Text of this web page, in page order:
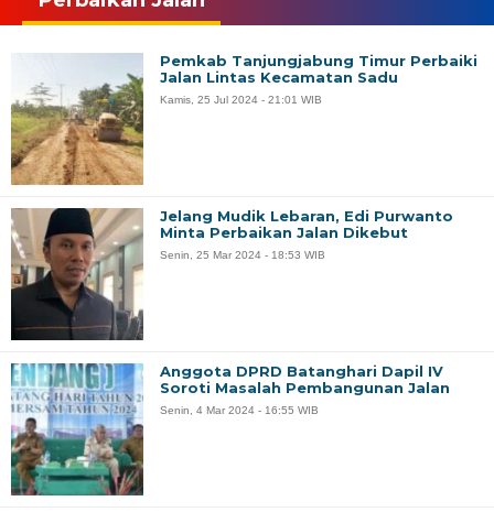
Pemkab Tanjungjabung Timur Perbaiki
Jalan Lintas Kecamatan Sadu
Kamis, 25 Jul 2024 - 21:01 WIB
Jelang Mudik Lebaran, Edi Purwanto
Minta Perbaikan Jalan Dikebut
Senin, 25 Mar 2024 - 18:53 WIB
Anggota DPRD Batanghari Dapil IV
Soroti Masalah Pembangunan Jalan
Senin, 4 Mar 2024 - 16:55 WIB